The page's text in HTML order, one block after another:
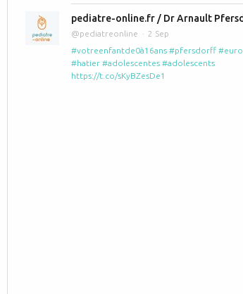
pediatre-online.fr / Dr Arnault
@pediatreonline
2 Sep
#votreenfantde0à16ans #pfersdorff
#hatier #adolescentes #adolescents
https://t.co/sKyBZesDe1